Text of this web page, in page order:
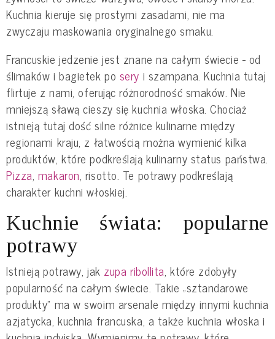
Kuchnia kieruje się prostymi zasadami, nie ma
zwyczaju maskowania oryginalnego smaku.
Francuskie jedzenie jest znane na całym świecie - od
ślimaków i bagietek po sery i szampana. Kuchnia tutaj
flirtuje z nami, oferując różnorodność smaków. Nie
mniejszą sławą cieszy się kuchnia włoska. Chociaż
istnieją tutaj dość silne różnice kulinarne między
regionami kraju, z łatwością można wymienić kilka
produktów, które podkreślają kulinarny status państwa.
Pizza, makaron, risotto. Te potrawy podkreślają
charakter kuchni włoskiej.
Kuchnie świata: popularne
potrawy
Istnieją potrawy, jak zupa ribollita, które zdobyły
popularność na całym świecie. Takie „sztandarowe
produkty” ma w swoim arsenale między innymi kuchnia
azjatycka, kuchnia francuska, a także kuchnia włoska i